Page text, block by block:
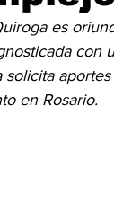
Rosarina de
es
con
solicita
en Rosario.